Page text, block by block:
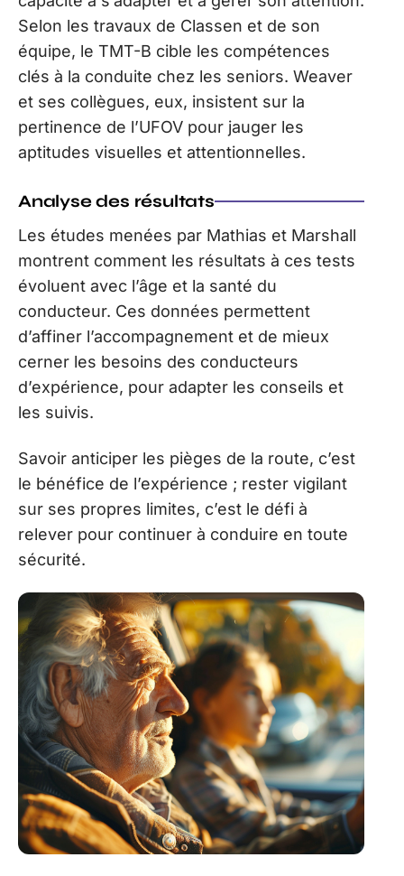
Selon les travaux de Classen et de son
équipe, le TMT-B cible les compétences
clés à la conduite chez les seniors. Weaver
et ses collègues, eux, insistent sur la
pertinence de l’UFOV pour jauger les
aptitudes visuelles et attentionnelles.
Analyse des résultats
Les études menées par Mathias et Marshall
montrent comment les résultats à ces tests
évoluent avec l’âge et la santé du
conducteur. Ces données permettent
d’affiner l’accompagnement et de mieux
cerner les besoins des conducteurs
d’expérience, pour adapter les conseils et
les suivis.
Savoir anticiper les pièges de la route, c’est
le bénéfice de l’expérience ; rester vigilant
sur ses propres limites, c’est le défi à
relever pour continuer à conduire en toute
sécurité.